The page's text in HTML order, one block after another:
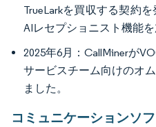
TrueLarkを買収する契約
AIレセプショニスト機能を
2025年6月：CallMinerが
サービスチーム向けのオ
ました。
コミュニケーションソ